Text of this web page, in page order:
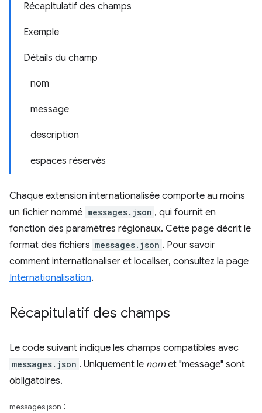
Récapitulatif des champs
Exemple
Détails du champ
nom
message
description
espaces réservés
Chaque extension internationalisée comporte au moins
un fichier nommé messages.json , qui fournit en
fonction des paramètres régionaux. Cette page décrit le
format des fichiers messages.json . Pour savoir
comment internationaliser et localiser, consultez la page
Internationalisation.
Récapitulatif des champs
Le code suivant indique les champs compatibles avec
messages.json . Uniquement le nomet "message" sont
obligatoires.
messages.json :